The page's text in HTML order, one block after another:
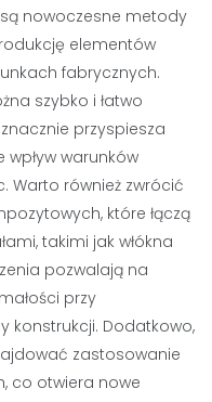
nowoczesne metody
elementów
fabrycznych.
szybko i łatwo
przyspiesza
warunków
również zwrócić
które łączą
takimi jak włókna
pozwalają na
przy
konstrukcji. Dodatkowo,
zastosowanie
co otwiera nowe